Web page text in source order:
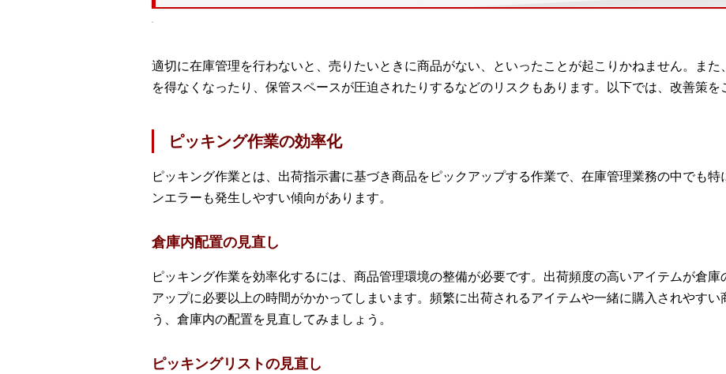
適切に在庫管理を行わないと、売りたいときに商品がない、といったことが起こりかねません。また
を得なくなったり、保管スペースが圧迫されたりするなどのリスクもあります。以下では、改善策を
ピッキング作業の効率化
ピッキング作業とは、出荷指示書に基づき商品をピックアップする作業で、在庫管理業務の中でも
ンエラーも発生しやすい傾向があります。
倉庫内配置の見直し
ピッキング作業を効率化するには、商品管理環境の整備が必要です。出荷頻度の高いアイテムが倉
アップに必要以上の時間がかかってしまいます。頻繁に出荷されるアイテムや一緒に購入されやすい
う、倉庫内の配置を見直してみましょう。
ピッキングリストの見直し